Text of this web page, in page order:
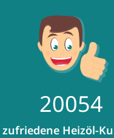
31534
zufriedene Heizöl-